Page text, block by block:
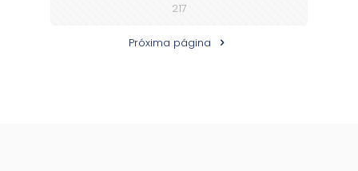
217
Próxima página